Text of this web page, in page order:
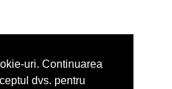
uri. Continuarea
dvs. pentru